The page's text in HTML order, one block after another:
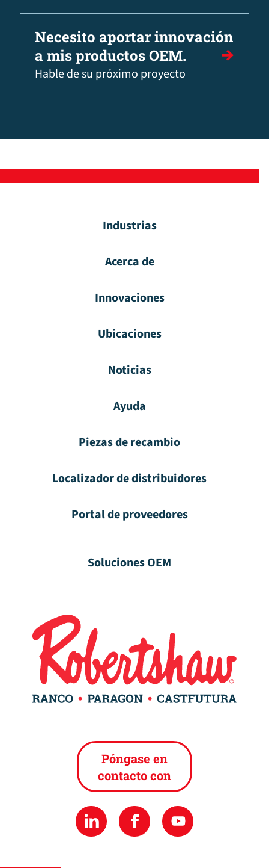
Necesito aportar innovación
a mis productos OEM.
Hable de su próximo proyecto
Industrias
Acerca de
Innovaciones
Ubicaciones
Noticias
Ayuda
Piezas de recambio
Localizador de distribuidores
Portal de proveedores
Soluciones OEM
Póngase en
contacto con